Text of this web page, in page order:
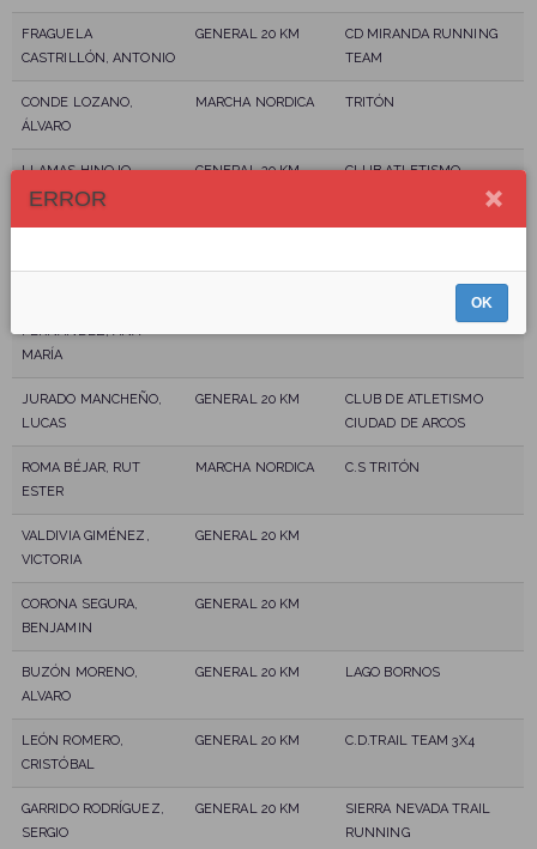
FRAGUELA
CASTRILLÓN, ANTONIO
GENERAL 20 KM
CD MIRANDA RUNNING
TEAM
CONDE LOZANO,
ÁLVARO
MARCHA NORDICA TRITÓN
LLAMAS HINOJO,
AURELIO
GENERAL 20 KM
CLUB ATLETISMO
FERNÁNDEZ, ANA
MARÍA
JURADO MANCHEÑO,
LUCAS
GENERAL 20 KM
CLUB DE ATLETISMO
CIUDAD DE ARCOS
ROMA BÉJAR, RUT
ESTER
MARCHA NORDICA C.S TRITÓN
VALDIVIA GIMÉNEZ,
VICTORIA
GENERAL 20 KM
CORONA SEGURA,
BENJAMIN
GENERAL 20 KM
BUZÓN MORENO,
ALVARO
GENERAL 20 KM LAGO BORNOS
LEÓN ROMERO,
CRISTÓBAL
GENERAL 20 KM C.D.TRAIL TEAM 3X4
GARRIDO RODRÍGUEZ,
SERGIO
GENERAL 20 KM
SIERRA NEVADA TRAIL
RUNNING
ERROR
OK